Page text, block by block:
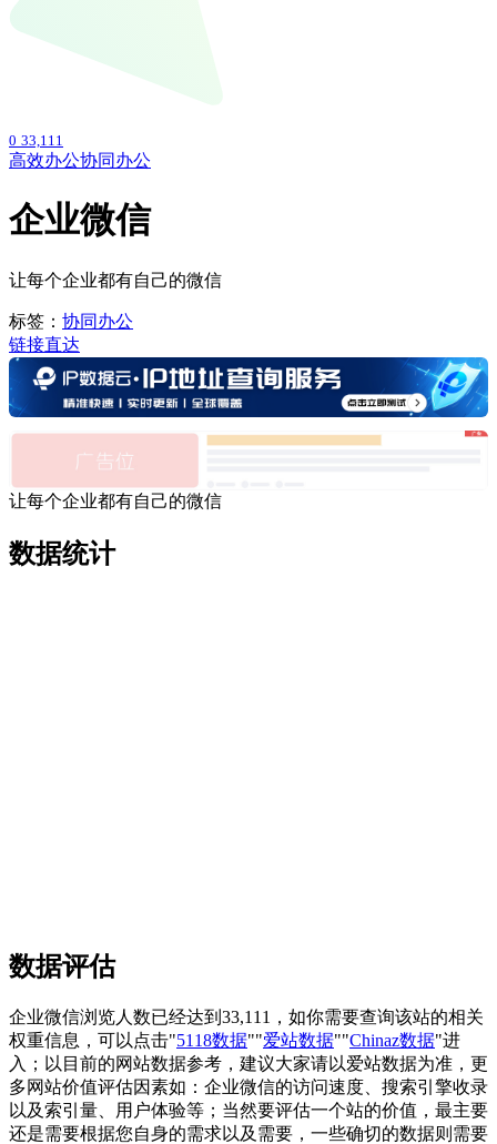
0 33,111
高效办公协同办公
企业微信
让每个企业都有自己的微信
标签： 协同办公
链接直达
让每个企业都有自己的微信
数据统计
数据评估
企业微信浏览人数已经达到33,111，如你需要查询该站的相关
权重信息，可以点击"5118数据""爱站数据""Chinaz数据"进
入；以目前的网站数据参考，建议大家请以爱站数据为准，更
多网站价值评估因素如：企业微信的访问速度、搜索引擎收录
以及索引量、用户体验等；当然要评估一个站的价值，最主要
还是需要根据您自身的需求以及需要，一些确切的数据则需要